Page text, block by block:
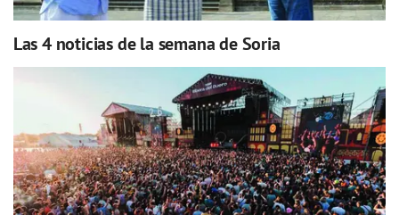
Las 4 noticias de la semana de Soria